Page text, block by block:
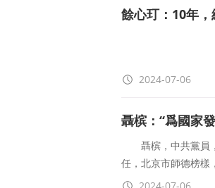
餘心玎：10年，
講述人簡介
究領域包括全球價值
2024-07-06
聶槟：“爲國家
聶槟，中共黨員，
任，北京市師德榜樣